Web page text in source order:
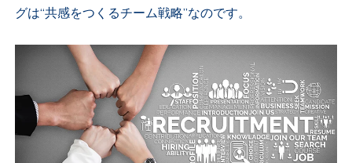
グは“共感をつくるチーム戦略”なのです。